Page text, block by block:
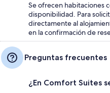
Se ofrecen habitaciones
disponibilidad. Para
directamente al
en la confirmación de
Preguntas frecuentes
¿En Comfort Suites